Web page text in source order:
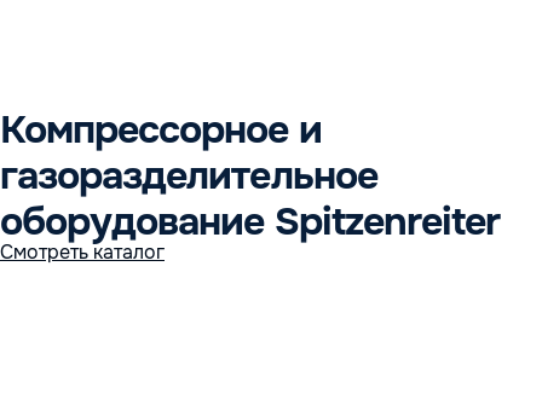
Компрессорное и
газоразделительное
оборудование Spitzenreiter
Смотреть каталог